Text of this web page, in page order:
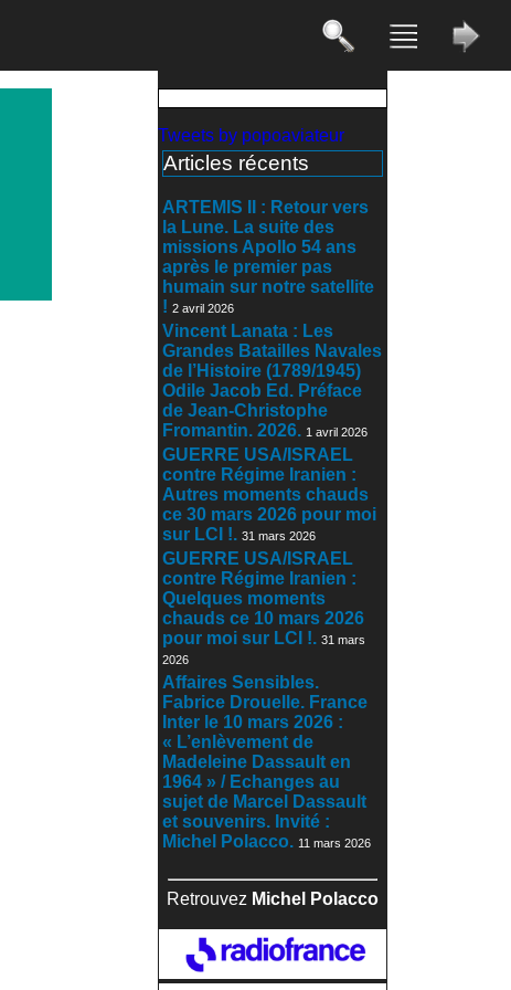
Tweets by popoaviateur
Articles récents
ARTEMIS II : Retour vers
la Lune. La suite des
missions Apollo 54 ans
après le premier pas
humain sur notre satellite
! 2 avril 2026
Vincent Lanata : Les
Grandes Batailles Navales
de l’Histoire (1789/1945)
Odile Jacob Ed. Préface
de Jean-Christophe
Fromantin. 2026. 1 avril 2026
GUERRE USA/ISRAEL
contre Régime Iranien :
Autres moments chauds
ce 30 mars 2026 pour moi
sur LCI !. 31 mars 2026
GUERRE USA/ISRAEL
contre Régime Iranien :
Quelques moments
chauds ce 10 mars 2026
pour moi sur LCI !. 31 mars
2026
Affaires Sensibles.
Fabrice Drouelle. France
Inter le 10 mars 2026 :
« L’enlèvement de
Madeleine Dassault en
1964 » / Echanges au
sujet de Marcel Dassault
et souvenirs. Invité :
Michel Polacco. 11 mars 2026
Retrouvez Michel Polacco